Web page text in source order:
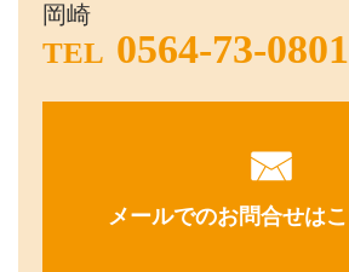
岡崎
TEL 0564-73-0801
メールでのお問合せは